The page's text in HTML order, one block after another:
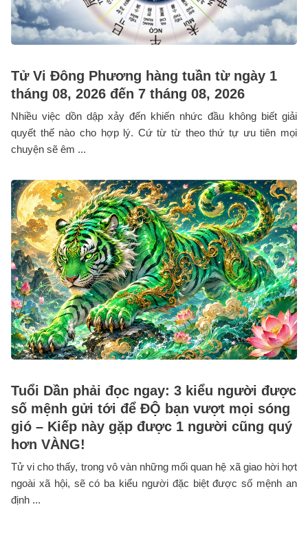
Tử Vi Đông Phương hàng tuần từ ngày 1
tháng 08, 2026 đến 7 tháng 08, 2026
Nhiều việc dồn dập xảy đến khiến nhức đầu không biết giải
quyết thế nào cho hợp lý. Cứ từ từ theo thứ tự ưu tiên mọi
chuyện sẽ êm ...
Tuổi Dần phải đọc ngay: 3 kiểu người được
số mệnh gửi tới để ĐỘ bạn vượt mọi sóng
gió – Kiếp này gặp được 1 người cũng quý
hơn VÀNG!
Tử vi cho thấy, trong vô vàn những mối quan hệ xã giao hời hợt
ngoài xã hội, sẽ có ba kiểu người đặc biệt được số mệnh an
định ...